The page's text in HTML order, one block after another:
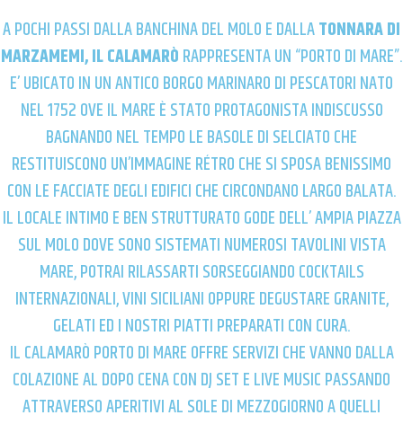
A POCHI PASSI DALLA BANCHINA DEL MOLO E DALLATONNARA DI
MARZAMEMI, IL CALAMARÒRAPPRESENTA UN “PORTO DI MARE”.
E’ UBICATO IN UN ANTICO BORGO MARINARO DI PESCATORI NATO
NEL 1752 OVE IL MARE È STATO PROTAGONISTA INDISCUSSO
BAGNANDO NEL TEMPO LE BASOLE DI SELCIATO CHE
RESTITUISCONO UN’IMMAGINE RÉTRO CHE SI SPOSA BENISSIMO
CON LE FACCIATE DEGLI EDIFICI CHE CIRCONDANO LARGO BALATA.
IL LOCALE INTIMO E BEN STRUTTURATO GODE DELL’ AMPIA PIAZZA
SUL MOLO DOVE SONO SISTEMATI NUMEROSI TAVOLINI VISTA
MARE, POTRAI RILASSARTI SORSEGGIANDO COCKTAILS
INTERNAZIONALI, VINI SICILIANI OPPURE DEGUSTARE GRANITE,
GELATI ED I NOSTRI PIATTI PREPARATI CON CURA.
IL CALAMARÒ PORTO DI MARE OFFRE SERVIZI CHE VANNO DALLA
COLAZIONE AL DOPO CENA CON DJ SET E LIVE MUSIC PASSANDO
ATTRAVERSO APERITIVI AL SOLE DI MEZZOGIORNO A QUELLI